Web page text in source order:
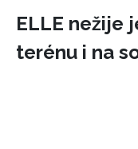
ELLE nežije
terénu i na